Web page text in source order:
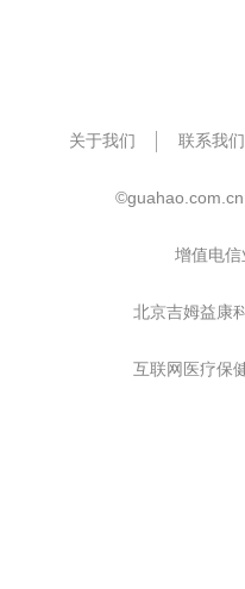
关于我们 联系我们
©guahao.com.cn
增值电
北京吉姆益康
互联网医疗保